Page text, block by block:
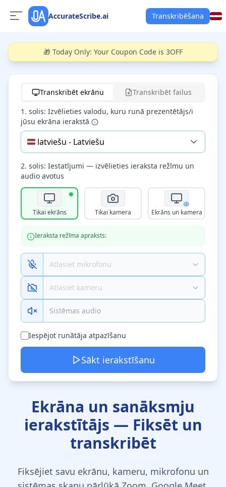
AccurateScribe.ai Transkribēšana
🎁 Today Only: Your Coupon Code is 3OFF
Transkribēt ekrānu
Transkribēt failus
1. solis: Izvēlieties valodu, kuru runā prezentētājs/i
jūsu ekrāna ierakstā
🇱🇻 latviešu - Latviešu
2. solis: Iestatījumi — izvēlieties ieraksta režīmu un
audio avotus
Tikai ekrāns Tikai kamera Ekrāns un kamera
Ieraksta režīma apraksts:
Sistēmas audio
Iespējot runātāja atpazīšanu
Sākt ierakstīšanu
Ekrāna un sanāksmju
ierakstītājs — Fiksēt un
transkribēt
Fiksējiet savu ekrānu, kameru, mikrofonu un